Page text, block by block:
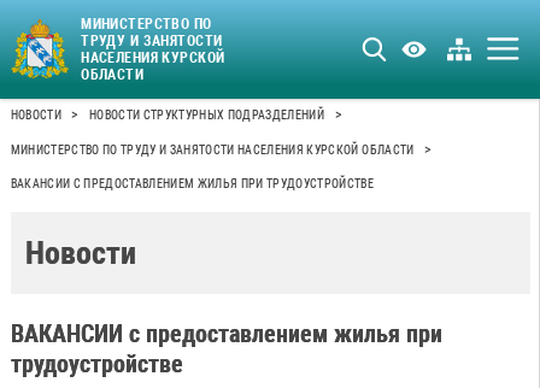
МИНИСТЕРСТВО ПО
ТРУДУ И ЗАНЯТОСТИ
НАСЕЛЕНИЯ КУРСКОЙ
ОБЛАСТИ
НОВОСТИ > НОВОСТИ СТРУКТУРНЫХ ПОДРАЗДЕЛЕНИЙ >
МИНИСТЕРСТВО ПО ТРУДУ И ЗАНЯТОСТИ НАСЕЛЕНИЯ КУРСКОЙ ОБЛАСТИ >
ВАКАНСИИ С ПРЕДОСТАВЛЕНИЕМ ЖИЛЬЯ ПРИ ТРУДОУСТРОЙСТВЕ
Новости
ВАКАНСИИ с предоставлением жилья при
трудоустройстве